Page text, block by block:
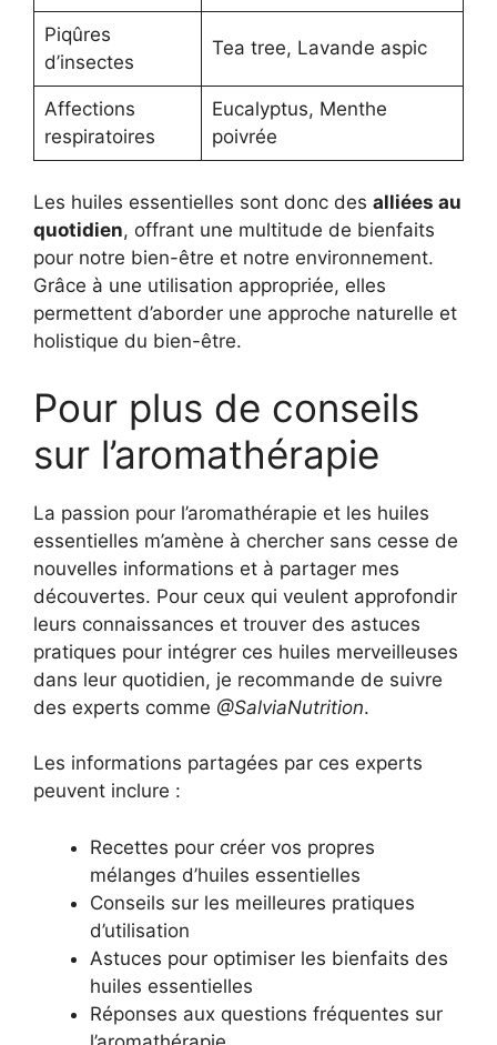
Piqûres
d’insectes
Tea tree, Lavande aspic
Affections
respiratoires
Eucalyptus, Menthe
poivrée
Les huiles essentielles sont donc des alliées au
quotidien, offrant une multitude de bienfaits
pour notre bien-être et notre environnement.
Grâce à une utilisation appropriée, elles
permettent d’aborder une approche naturelle et
holistique du bien-être.
Pour plus de conseils
sur l’aromathérapie
La passion pour l’aromathérapie et les huiles
essentielles m’amène à chercher sans cesse de
nouvelles informations et à partager mes
découvertes. Pour ceux qui veulent approfondir
leurs connaissances et trouver des astuces
pratiques pour intégrer ces huiles merveilleuses
dans leur quotidien, je recommande de suivre
des experts comme @SalviaNutrition.
Les informations partagées par ces experts
peuvent inclure :
Recettes pour créer vos propres
mélanges d’huiles essentielles
Conseils sur les meilleures pratiques
d’utilisation
Astuces pour optimiser les bienfaits des
huiles essentielles
Réponses aux questions fréquentes sur